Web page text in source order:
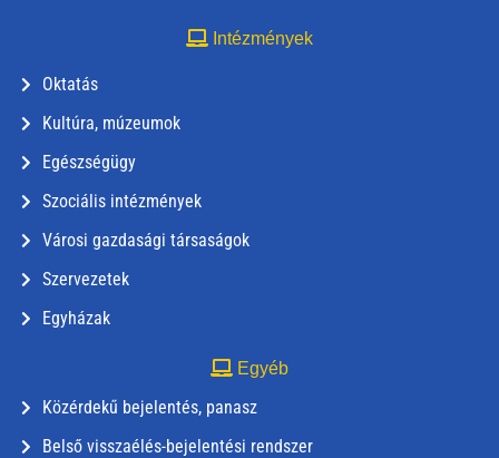
Intézmények
Oktatás
Kultúra, múzeumok
Egészségügy
Szociális intézmények
Városi gazdasági társaságok
Szervezetek
Egyházak
Egyéb
Közérdekű bejelentés, panasz
Belső visszaélés-bejelentési rendszer